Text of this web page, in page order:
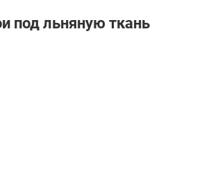
под льняную ткань